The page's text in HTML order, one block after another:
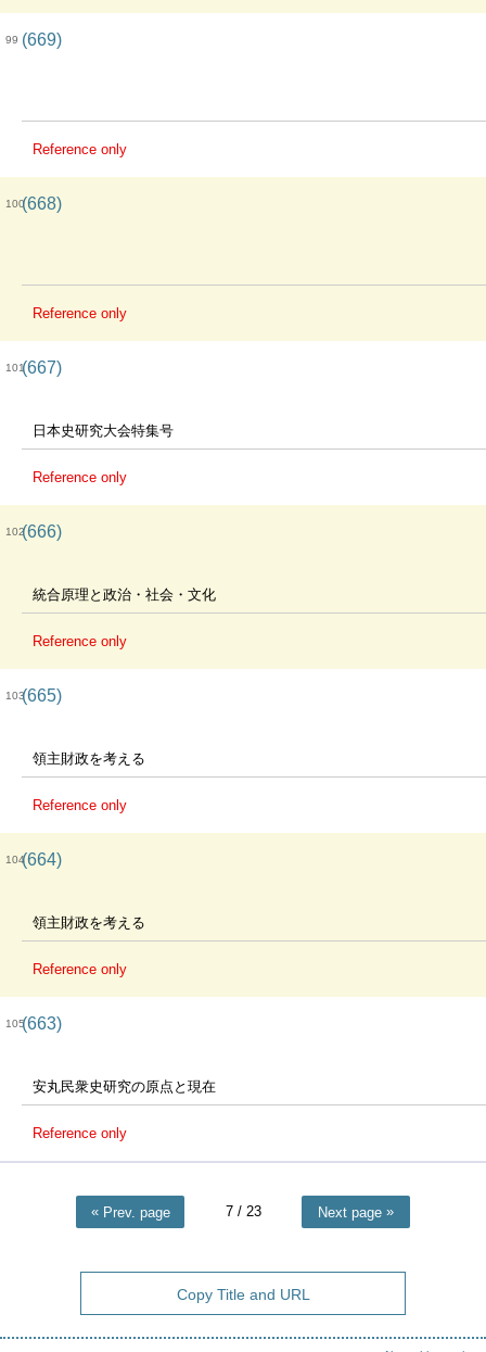
99 (669)
Reference only
100(668)
Reference only
101(667)
日本史研究大会特集号
Reference only
102(666)
統合原理と政治・社会・文化
Reference only
103(665)
領主財政を考える
Reference only
104(664)
領主財政を考える
Reference only
105(663)
安丸民衆史研究の原点と現在
Reference only
Prev. page 7/ 23 Next page
Copy Title and URL